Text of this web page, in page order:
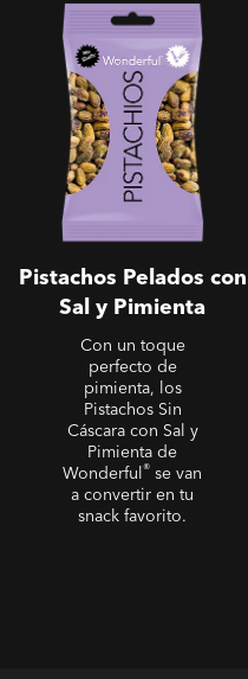
Pelados con Sal y Pimienta
Pistachos Pelados con
Sal y Pimienta
Con un toque
perfecto de
pimienta, los
Pistachos Sin
Cáscara con Sal y
Pimienta de
Wonderful® se van
a convertir en tu
snack favorito.